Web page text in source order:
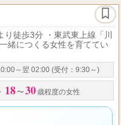
徒歩3分 ・東武東上線「川
緒につくる女性を育ててい
～翌 02:00 (受付：9:30～)
3 36,000円（オプション
・ 18 〜 30 歳程度の女性